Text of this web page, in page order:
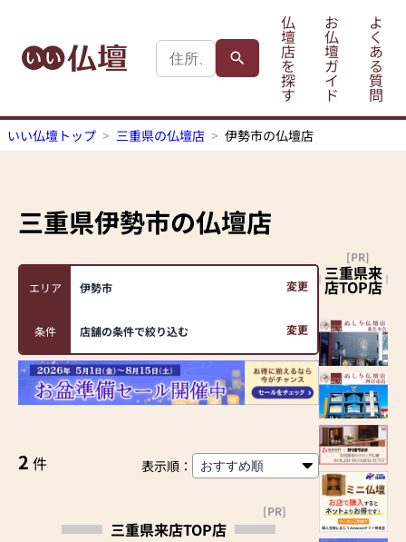
仏
壇
店
を
探
す
お
仏
壇
ガ
イ
ド
よ
く
あ
る
質
問
いい仏壇トップ 三重県の仏壇店 伊勢市の仏壇店
三重県伊勢市の仏壇店
エリア 伊勢市 変更
条件 店舗の条件で絞り込む 変更
2 件 表示順：
三重県来店TOP店
[PR]
三重県来
店TOP店
[PR]